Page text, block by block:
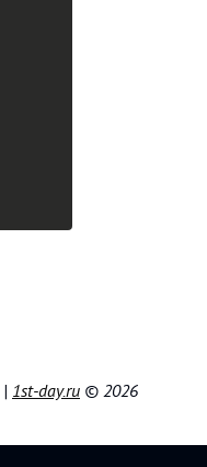
| 1st-day.ru © 2026